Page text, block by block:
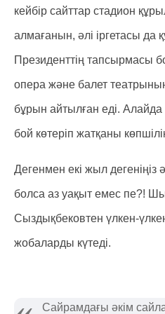
кейбір сайттар стадион
алмағанын, әлі іргетасы да
Президенттің тапсырмасы
опера және балет
бұрын айтылған еді.
бой көтеріп жатқаны
Дегенмен екі жыл дегеніңіз
болса аз уақыт емес пе?!
Сыздықбековтен үлкен-
жобаларды күтеді.
Сайрамдағы әкім